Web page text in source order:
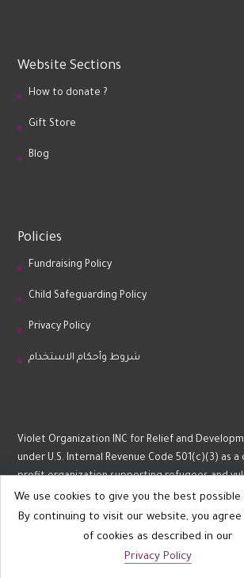
Website Sections
How to donate ?
Gift Store
Blog
Policies
Fundraising Policy
Child Safeguarding Policy
Privacy Policy
شروط وأحكام الاستخدام
Violet Organization INC for Relief and
under U.S. Internal Revenue Code 501(c)(3) as
profit organization supporting refugees and
All Rights reserved @ Violet
We use cookies to give you the best possible
By continuing to visit our website, you
of cookies as described in our
Privacy Policy